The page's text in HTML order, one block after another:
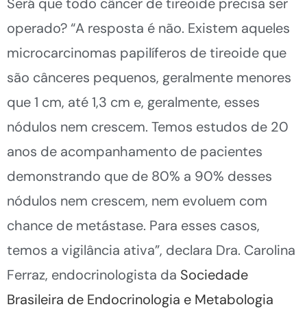
operado? “A resposta é não. Existem aqueles
microcarcinomas papilíferos de tireoide que
são cânceres pequenos, geralmente menores
que 1 cm, até 1,3 cm e, geralmente, esses
nódulos nem crescem. Temos estudos de 20
anos de acompanhamento de pacientes
demonstrando que de 80% a 90% desses
nódulos nem crescem, nem evoluem com
chance de metástase. Para esses casos,
temos a vigilância ativa”, declara Dra. Carolina
Ferraz, endocrinologista da Sociedade
Brasileira de Endocrinologia e Metabologia